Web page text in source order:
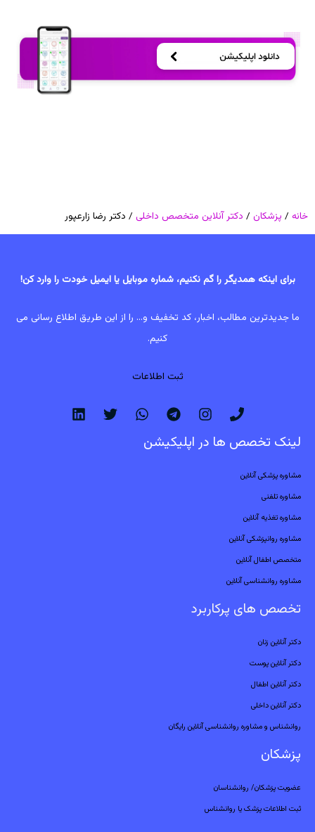
خانه / پزشکان / دکتر آنلاین متخصص داخلی / دکتر رضا زارعپور
برای اینکه همدیگر را گم نکنیم، شماره موبایل یا ایمیل خودت را وارد کن!
ما جدیدترین مطالب، اخبار، کد تخفیف و... را از این طریق اطلاع رسانی می
کنیم.
ثبت اطلاعات
لینک تخصص ها در اپلیکیشن
مشاوره پزشکی آنلاین
مشاوره تلفنی
مشاوره تغذیه آنلاین
مشاوره روانپزشکی آنلاین
متخصص اطفال آنلاین
مشاوره روانشناسی آنلاین
تخصص های پرکاربرد
دکتر آنلاین زنان
دکتر آنلاین پوست
دکتر آنلاین اطفال
دکتر آنلاین داخلی
روانشناس و مشاوره روانشناسی آنلاین رایگان
پزشکان
عضویت پزشکان/ روانشناسان
ثبت اطلاعات پزشک یا روانشناس